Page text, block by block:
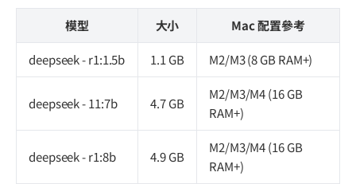
模型 大小 Mac 配置參考
deepseek - r1:1.5b 1.1 GB M2/M3 (8 GB RAM+)
deepseek - 11:7b 4.7 GB
M2/M3/M4 (16 GB
RAM+)
deepseek - r1:8b 4.9 GB
M2/M3/M4 (16 GB
RAM+)